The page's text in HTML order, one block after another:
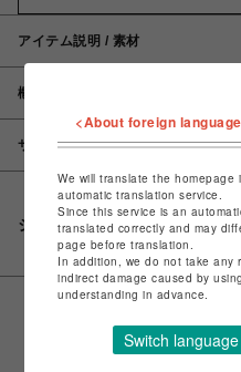
アイテム説明 / 素材
概要
サイズ
シェアする
<About foreign
We will translate the
automatic translation service.
Since this service is an
translated correctly and may
page before translation.
In addition, we do not take any
indirect damage caused by
understanding in advance.
Switch language